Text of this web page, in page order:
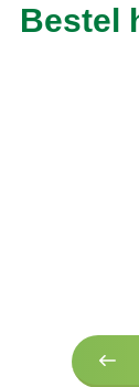
Bestel